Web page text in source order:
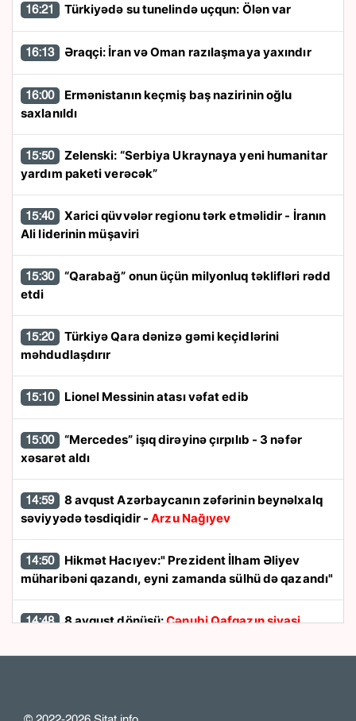
16:21 Türkiyədə su tunelində uçqun: Ölən var
16:13 Əraqçi: İran və Oman razılaşmaya yaxındır
16:00
saxlanıldı
15:50
yardım paketi verəcək”
15:40
Ali liderinin müşaviri
15:30
etdi
15:20
məhdudlaşdırır
15:10 Lionel Messinin atası vəfat edib
15:00
xəsarət aldı
14:59
səviyyədə təsdiqidir -Arzu Nağıyev
14:50
müharibəni qazandı, eyni zamanda sülhü də qazandı"
14:48 8 avqust dönüşü:Cənubi Qafqazın siyasi